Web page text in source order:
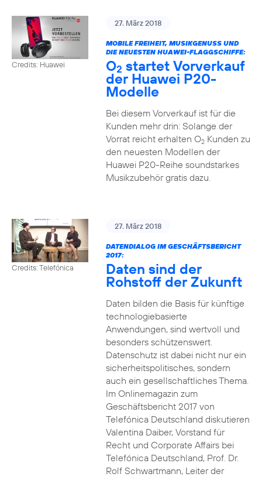
Credits: Huawei
27. März 2018
MOBILE FREIHEIT, MUSIKGENUSS UND
DIE NEUESTEN HUAWEI-FLAGGSCHIFFE:
O2 startet Vorverkauf
der Huawei P20-
Modelle
Bei diesem Vorverkauf ist für die
Kunden mehr drin: Solange der
Vorrat reicht erhalten O2Kunden zu
den neuesten Modellen der
Huawei P20-Reihe soundstarkes
Musikzubehör gratis dazu.
Credits: Telefónica
27. März 2018
DATENDIALOG IM GESCHÄFTSBERICHT
2017:
Daten sind der
Rohstoff der Zukunft
Daten bilden die Basis für künftige
technologiebasierte
Anwendungen, sind wertvoll und
besonders schützenswert.
Datenschutz ist dabei nicht nur ein
sicherheitspolitisches, sondern
auch ein gesellschaftliches Thema.
Im Onlinemagazin zum
Geschäftsbericht 2017 von
Telefónica Deutschland diskutieren
Valentina Daiber, Vorstand für
Recht und Corporate Affairs bei
Telefónica Deutschland, Prof. Dr.
Rolf Schwartmann, Leiter der